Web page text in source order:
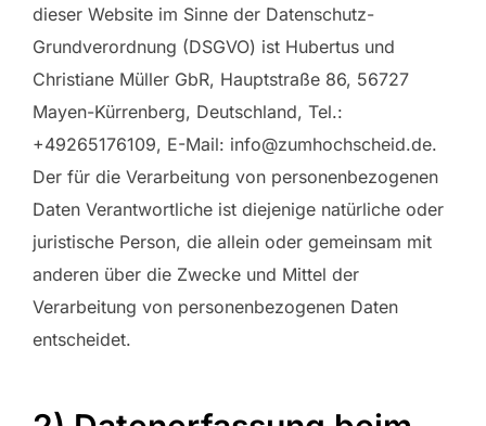
dieser Website im Sinne der Datenschutz-
Grundverordnung (DSGVO) ist Hubertus und
Christiane Müller GbR, Hauptstraße 86, 56727
Mayen-Kürrenberg, Deutschland, Tel.:
+49265176109, E-Mail: info@zumhochscheid.de.
Der für die Verarbeitung von personenbezogenen
Daten Verantwortliche ist diejenige natürliche oder
juristische Person, die allein oder gemeinsam mit
anderen über die Zwecke und Mittel der
Verarbeitung von personenbezogenen Daten
entscheidet.